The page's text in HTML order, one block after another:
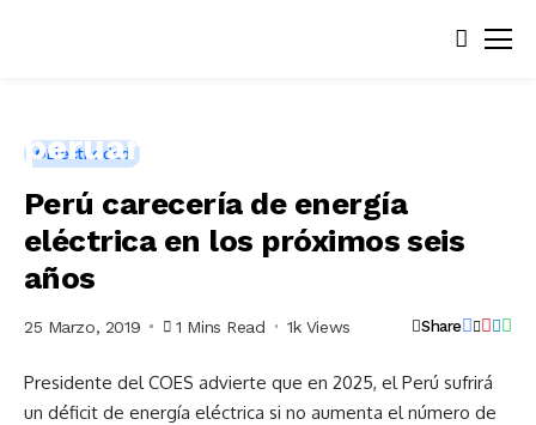
Electricidad
Perú carecería de energía
eléctrica en los próximos seis
años
25 Marzo, 2019 1 Mins Read 1k Views Share
Presidente del COES advierte que en 2025, el Perú sufrirá
un déficit de energía eléctrica si no aumenta el número de